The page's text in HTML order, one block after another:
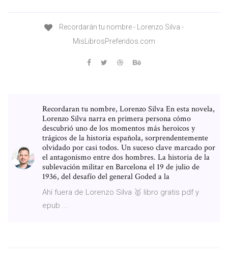
Recordarán tu nombre - Lorenzo Silva -
MisLibrosPreferidos.com
Recordaran tu nombre, Lorenzo Silva En esta novela,
Lorenzo Silva narra en primera persona cómo
descubrió uno de los momentos más heroicos y
trágicos de la historia española, sorprendentemente
olvidado por casi todos. Un suceso clave marcado por
el antagonismo entre dos hombres. La historia de la
sublevación militar en Barcelona el 19 de julio de
1936, del desafío del general Goded a la
Ahí fuera de Lorenzo Silva 🥇 libro gratis pdf y
epub ...